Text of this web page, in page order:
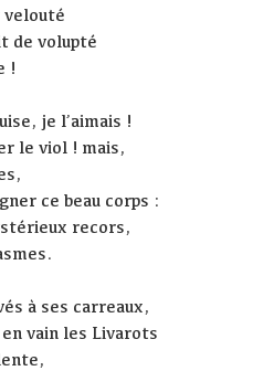
velouté
de volupté
!
je l’aimais !
le viol ! mais,
ce beau corps :
recors,
à ses carreaux,
vain les Livarots